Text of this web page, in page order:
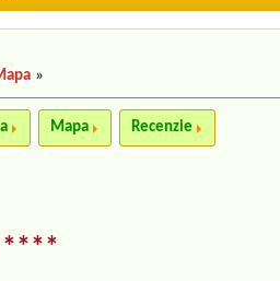
»
Mapa Recenzie
****